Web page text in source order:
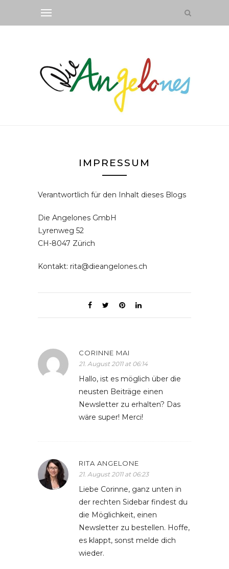
IMPRESSUM
Verantwortlich für den Inhalt dieses Blogs
Die Angelones GmbH
Lyrenweg 52
CH-8047 Zürich
Kontakt: rita@dieangelones.ch
CORINNE MAI
21. August 2011 at 06:14
Hallo, ist es möglich über die
neusten Beiträge einen
Newsletter zu erhalten? Das
wäre super! Merci!
RITA ANGELONE
21. August 2011 at 06:23
Liebe Corinne, ganz unten in
der rechten Sidebar findest du
die Möglichkeit, einen
Newsletter zu bestellen. Hoffe,
es klappt, sonst melde dich
wieder.